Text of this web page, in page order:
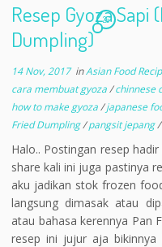
Resep Gyoza Sapi
Dumpling)
26
14 Nov, 2017inAsian Food
cara membuat gyoza/chinnese
how to make gyoza/japanese
Fried Dumpling/pangsit jepang/
Halo.. Postingan resep
share kali ini juga pastinya
aku jadikan stok frozen
langsung dimasak atau
atau bahasa kerennya Pan
resep ini jujur aja bikinnya